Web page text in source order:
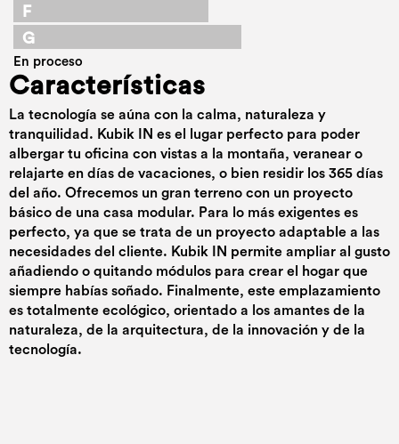
F
G
En proceso
Características
La tecnología se aúna con la calma, naturaleza y
tranquilidad. Kubik IN es el lugar perfecto para poder
albergar tu oficina con vistas a la montaña, veranear o
relajarte en días de vacaciones, o bien residir los 365 días
del año. Ofrecemos un gran terreno con un proyecto
básico de una casa modular. Para lo más exigentes es
perfecto, ya que se trata de un proyecto adaptable a las
necesidades del cliente. Kubik IN permite ampliar al gusto
añadiendo o quitando módulos para crear el hogar que
siempre habías soñado. Finalmente, este emplazamiento
es totalmente ecológico, orientado a los amantes de la
naturaleza, de la arquitectura, de la innovación y de la
tecnología.